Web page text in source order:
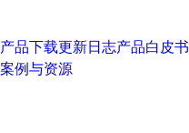
产品下载更新日志产品白皮书
案例与资源